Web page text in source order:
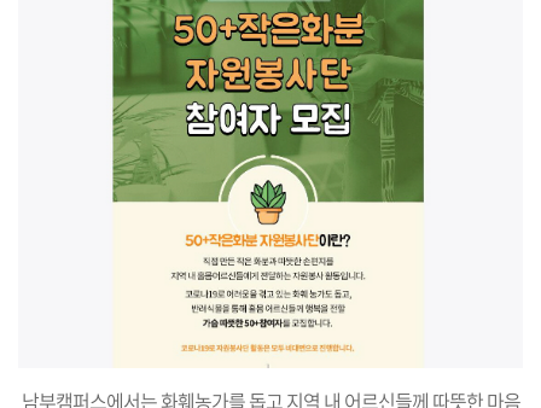
남부캠퍼스에서는 화훼농가를 돕고 지역 내 어르신들께 따뜻한 마음